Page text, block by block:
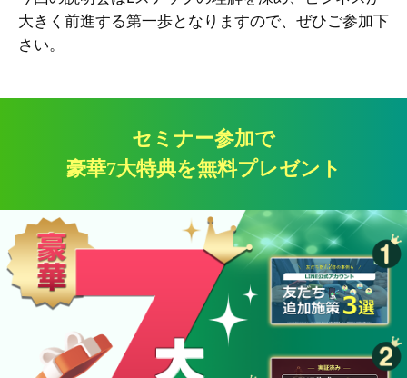
大きく前進する第一歩となりますので、ぜひご参加下
さい。
セミナー参加で
豪華7大特典を無料プレゼント